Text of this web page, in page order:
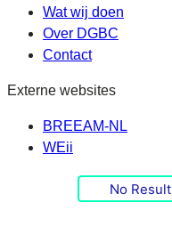
Wat wij doen
Over DGBC
Contact
Externe websites
BREEAM-NL
WEii
No Result